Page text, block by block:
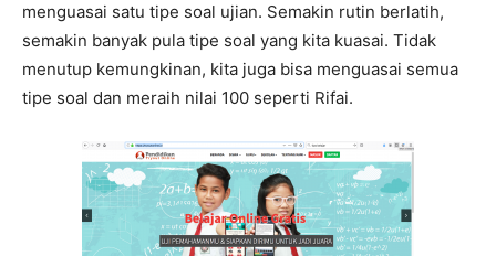
menguasai satu tipe soal ujian. Semakin rutin berlatih,
semakin banyak pula tipe soal yang kita kuasai. Tidak
menutup kemungkinan, kita juga bisa menguasai semua
tipe soal dan meraih nilai 100 seperti Rifai.